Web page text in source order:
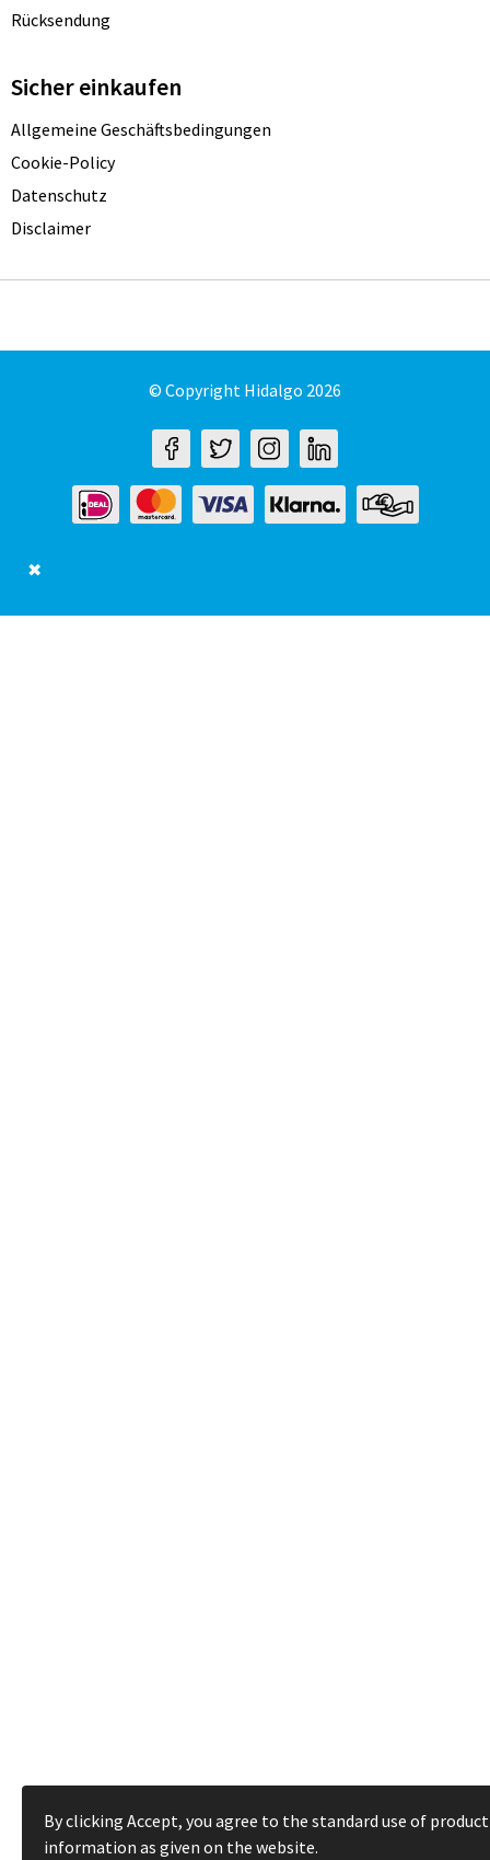
Rücksendung
Sicher einkaufen
Allgemeine Geschäftsbedingungen
Cookie-Policy
Datenschutz
Disclaimer
© Copyright Hidalgo 2026
✖
By clicking Accept, you agree to the standard use of product
information as given on the website.